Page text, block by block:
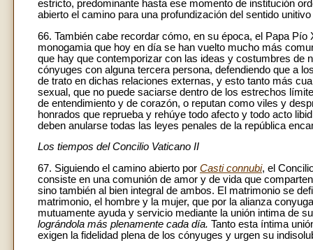
estricto, predominante hasta ese momento de institución
abierto el camino para una profundización del sentido
66. También cabe recordar cómo, en su época, el Papa
monogamia que hoy en día se han vuelto mucho más
que hay que contemporizar con las ideas y costumbres de
cónyuges con alguna tercera persona, defendiendo que a
de trato en dichas relaciones externas, y esto tanto más
sexual, que no puede saciarse dentro de los estrechos
de entendimiento y de corazón, o reputan como viles y
honrados que reprueba y rehúye todo afecto y todo acto
deben anularse todas las leyes penales de la república
Los tiempos del Concilio Vaticano II
67. Siguiendo el camino abierto por Casti connubi, el
consiste en una comunión de amor y de vida que
sino también al bien integral de ambos. El matrimonio se
matrimonio, el hombre y la mujer, que por la alianza
mutuamente ayuda y servicio mediante la unión intima de
lográndola más plenamente cada día. Tanto esta íntima
exigen la fidelidad plena de los cónyuges y urgen su